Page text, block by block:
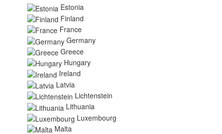
Estonia
Finland
France
Germany
Greece
Hungary
Ireland
Latvia
Lichtenstein
Lithuania
Luxembourg
Malta